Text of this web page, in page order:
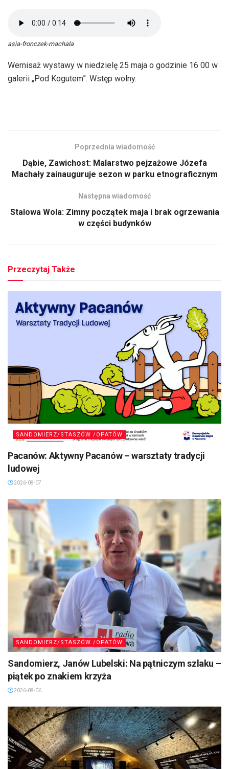
asia-fronczek-machala
Wernisaż wystawy w niedzielę 25 maja o godzinie 16 00 w
galerii „Pod Kogutem”. Wstęp wolny.
Poprzednia wiadomość
Dąbie, Zawichost: Malarstwo pejzażowe Józefa
Machały zainauguruje sezon w parku etnograficznym
Następna wiadomość
Stalowa Wola: Zimny początek maja i brak ogrzewania
w części budynków
Przeczytaj Także
SANDOMIERZ/STASZÓW /OPATÓW
Pacanów: Aktywny Pacanów – warsztaty tradycji
ludowej
2026-08-07
SANDOMIERZ/STASZÓW /OPATÓW
Sandomierz, Janów Lubelski: Na pątniczym szlaku –
piątek po znakiem krzyża
2026-08-06